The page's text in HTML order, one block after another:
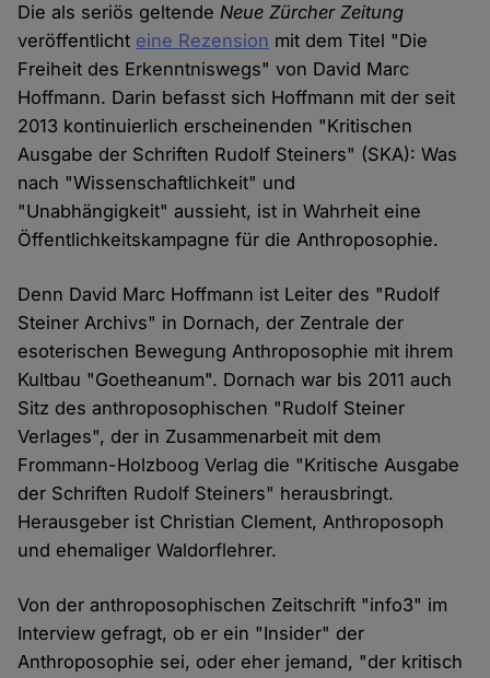
Die als seriös geltendeNeue Zürcher Zeitung
veröffentlicht eine Rezension mit dem Titel "Die
Freiheit des Erkenntniswegs" von David Marc
Hoffmann. Darin befasst sich Hoffmann mit der seit
2013 kontinuierlich erscheinenden "Kritischen
Ausgabe der Schriften Rudolf Steiners" (SKA): Was
nach "Wissenschaftlichkeit" und
"Unabhängigkeit" aussieht, ist in Wahrheit eine
Öffentlichkeitskampagne für die Anthroposophie.
Denn David Marc Hoffmann ist Leiter des "Rudolf
Steiner Archivs" in Dornach, der Zentrale der
esoterischen Bewegung Anthroposophie mit ihrem
Kultbau "Goetheanum". Dornach war bis 2011 auch
Sitz des anthroposophischen "Rudolf Steiner
Verlages", der in Zusammenarbeit mit dem
Frommann-Holzboog Verlag die "Kritische Ausgabe
der Schriften Rudolf Steiners" herausbringt.
Herausgeber ist Christian Clement, Anthroposoph
und ehemaliger Waldorflehrer.
Von der anthroposophischen Zeitschrift "info3" im
Interview gefragt, ob er ein "Insider" der
Anthroposophie sei, oder eher jemand, "der kritisch